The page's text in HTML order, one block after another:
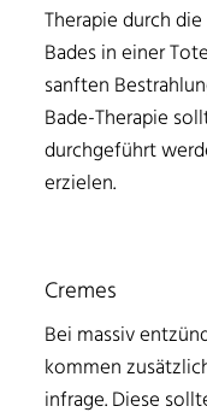
Therapie durch
Bades in einer
sanften
Bade-Therapie
durchgeführt
erzielen.
Cremes
Bei massiv
kommen
infrage. Diese